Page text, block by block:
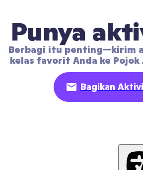
Punya
Berbagi itu penting—kirim
kelas favorit Anda ke
Bagikan